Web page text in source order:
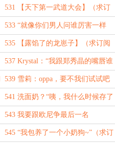
打！！！”（求订阅求月票）
531 【天下第一武道大会】（求订
阅求月票）
533 “就像你们男人问谁厉害一样
~”（求订阅求月票）
535 【露馅了的龙崽子】（求订阅
求月票）
537 Krystal：“我跟郑秀晶的嘴唇谁
更软？”（求订阅求月票）
539 雪莉：oppa，要不我们试试吧
~（求订阅求月票）
541 洗面奶？“咦，我什么时候存了
李知恩号码的？”（求订阅求月票）
543 我要跟欧尼争最后一名
了？？？（求订阅求月票）
545 “我包养了一个小奶狗~”（求订